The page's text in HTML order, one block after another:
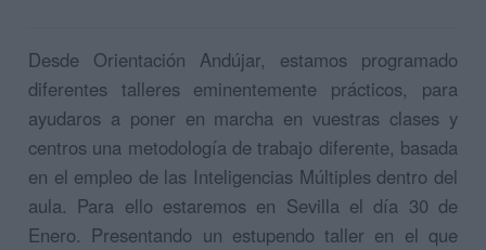
Desde Orientación Andújar, estamos programado
diferentes talleres eminentemente prácticos, para
ayudaros a poner en marcha en vuestras clases y
centros una metodología de trabajo diferente, basada
en el empleo de las Inteligencias Múltiples dentro del
aula. Para ello estaremos en Sevilla el día 30 de
Enero. Presentando un estupendo taller en el que